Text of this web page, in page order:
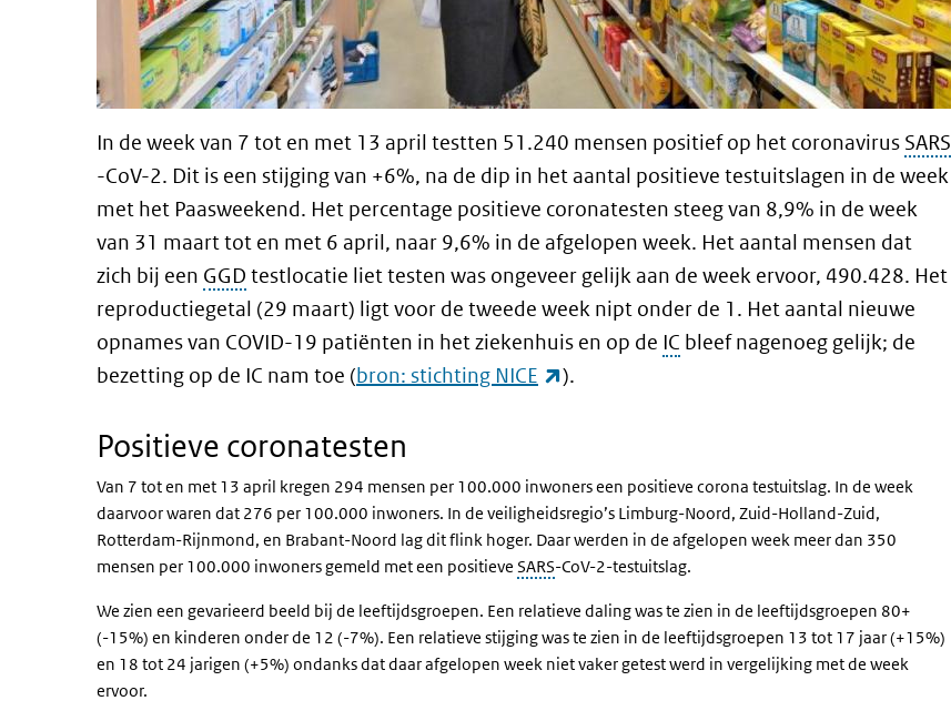
In de week van 7 tot en met 13 april testten 51.240 mensen positief op het coronavirus SARS
-CoV-2. Dit is een stijging van +6%, na de dip in het aantal positieve testuitslagen in de week
met het Paasweekend. Het percentage positieve coronatesten steeg van 8,9% in de week
van 31 maart tot en met 6 april, naar 9,6% in de afgelopen week. Het aantal mensen dat
zich bij een GGD testlocatie liet testen was ongeveer gelijk aan de week ervoor, 490.428. Het
reproductiegetal (29 maart) ligt voor de tweede week nipt onder de 1. Het aantal nieuwe
opnames van COVID-19 patiënten in het ziekenhuis en op de IC bleef nagenoeg gelijk; de
bezetting op de IC nam toe (bron: stichting NICE (externe link)
).
Positieve coronatesten
Van 7 tot en met 13 april kregen 294 mensen per 100.000 inwoners een positieve corona testuitslag. In de week
daarvoor waren dat 276 per 100.000 inwoners. In de veiligheidsregio’s Limburg-Noord, Zuid-Holland-Zuid,
Rotterdam-Rijnmond, en Brabant-Noord lag dit flink hoger. Daar werden in de afgelopen week meer dan 350
mensen per 100.000 inwoners gemeld met een positieve SARS-CoV-2-testuitslag.
We zien een gevarieerd beeld bij de leeftijdsgroepen. Een relatieve daling was te zien in de leeftijdsgroepen 80+
(-15%) en kinderen onder de 12 (-7%). Een relatieve stijging was te zien in de leeftijdsgroepen 13 tot 17 jaar (+15%)
en 18 tot 24 jarigen (+5%) ondanks dat daar afgelopen week niet vaker getest werd in vergelijking met de week
ervoor.